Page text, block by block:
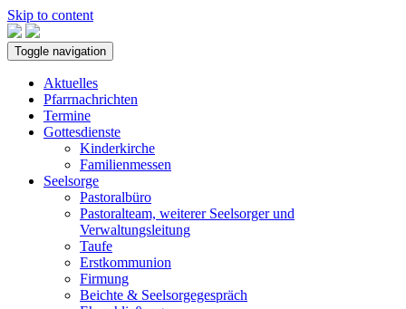
Skip to content
Toggle navigation
Aktuelles
Pfarrnachrichten
Termine
Gottesdienste
Kinderkirche
Familienmessen
Seelsorge
Pastoralbüro
Pastoralteam, weiterer Seelsorger und
Verwaltungsleitung
Taufe
Erstkommunion
Firmung
Beichte & Seelsorgegespräch